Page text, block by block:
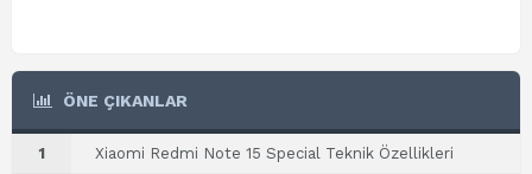
ÖNE ÇIKANLAR
1 Xiaomi Redmi Note 15 Special Teknik Özellikleri